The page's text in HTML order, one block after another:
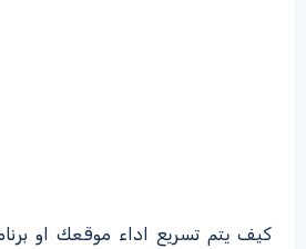
كيف يتم تسريع اداء موقعك او